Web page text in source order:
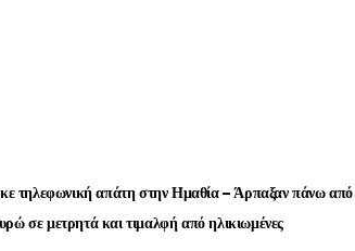
τηλεφωνική απάτη στην Ημαθία – Άρπαξαν πάνω από
σε μετρητά και τιμαλφή από ηλικιωμένες